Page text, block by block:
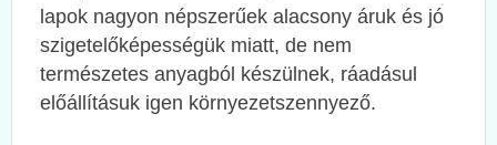
lapok nagyon népszerűek alacsony áruk és jó
szigetelőképességük miatt, de nem
természetes anyagból készülnek, ráadásul
előállításuk igen környezetszennyező.